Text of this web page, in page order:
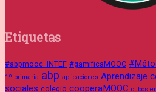
Etiquetas
#abpmooc_INTEF #gamificaMOOC
1º primaria abp aplicaciones Aprendizaje
sociales colegio cooperaMOOC cubos